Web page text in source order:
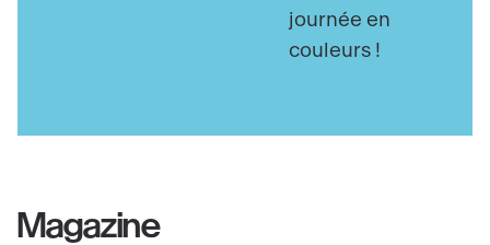
journée en
couleurs !
Magazine